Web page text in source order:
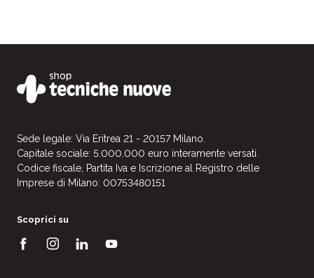
Sede legale: Via Eritrea 21 - 20157 Milano.
Capitale sociale: 5.000.000 euro interamente versati.
Codice fiscale, Partita Iva e Iscrizione al Registro delle
Imprese di Milano: 00753480151
Scoprici su